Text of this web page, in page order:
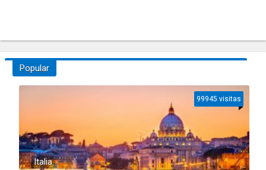
Popular
Italia
99945 visitas